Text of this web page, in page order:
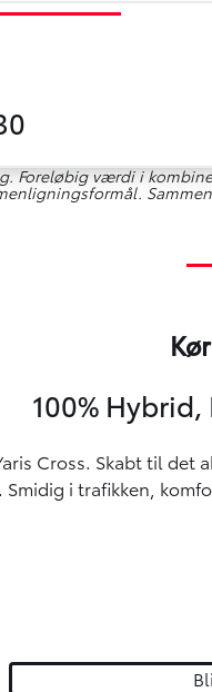
Foreløbig værdi i
100%
Cross. Skabt til
i trafikken,